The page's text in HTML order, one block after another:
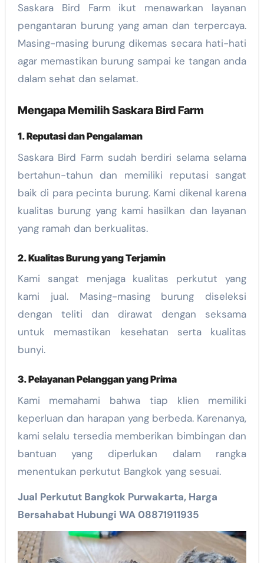
Saskara Bird Farm ikut menawarkan layanan
pengantaran burung yang aman dan terpercaya.
Masing-masing burung dikemas secara hati-hati
agar memastikan burung sampai ke tangan anda
dalam sehat dan selamat.
Mengapa Memilih Saskara Bird Farm
1. Reputasi dan Pengalaman
Saskara Bird Farm sudah berdiri selama selama
bertahun-tahun dan memiliki reputasi sangat
baik di para pecinta burung. Kami dikenal karena
kualitas burung yang kami hasilkan dan layanan
yang ramah dan berkualitas.
2. Kualitas Burung yang Terjamin
Kami sangat menjaga kualitas perkutut yang
kami jual. Masing-masing burung diseleksi
dengan teliti dan dirawat dengan seksama
untuk memastikan kesehatan serta kualitas
bunyi.
3. Pelayanan Pelanggan yang Prima
Kami memahami bahwa tiap klien memiliki
keperluan dan harapan yang berbeda. Karenanya,
kami selalu tersedia memberikan bimbingan dan
bantuan yang diperlukan dalam rangka
menentukan perkutut Bangkok yang sesuai.
Jual Perkutut Bangkok Purwakarta, Harga
Bersahabat Hubungi WA 08871911935